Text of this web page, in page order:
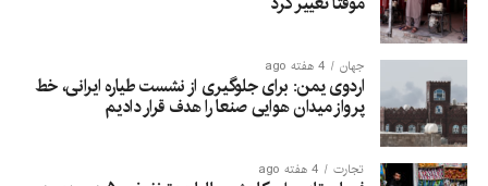
جهان 4 هفته ago
اردوی یمن: برای جلوگیری از نشست طیاره ایرانی، خط
پرواز میدان هوایی صنعا را هدف قرار دادیم
تجارت 4 هفته ago